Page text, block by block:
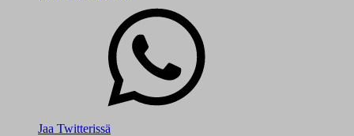
Jaa Twitterissä